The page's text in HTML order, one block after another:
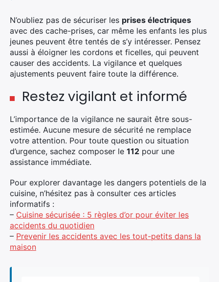
N’oubliez pas de sécuriser les prises électriques
avec des cache-prises, car même les enfants les plus
jeunes peuvent être tentés de s’y intéresser. Pensez
aussi à éloigner les cordons et ficelles, qui peuvent
causer des accidents. La vigilance et quelques
ajustements peuvent faire toute la différence.
Restez vigilant et informé
L’importance de la vigilance ne saurait être sous-
estimée. Aucune mesure de sécurité ne remplace
votre attention. Pour toute question ou situation
d’urgence, sachez composer le 112 pour une
assistance immédiate.
Pour explorer davantage les dangers potentiels de la
cuisine, n’hésitez pas à consulter ces articles
informatifs :
– Cuisine sécurisée : 5 règles d’or pour éviter les
accidents du quotidien
– Prevenir les accidents avec les tout-petits dans la
maison